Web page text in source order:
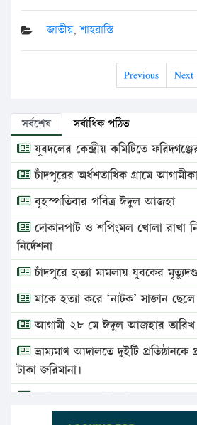
জাতীয়,শাহরাস্তি
Previous Next
সর্বশেষ সর্বাধিক পঠিত
যুবদলের কেন্দ্রীয় কমিটিতে
চাঁদপুরের অর্ধশতাধিক গ্রামে
বৃহস্পতিবার পবিত্র ঈদুল আজহা
দোকানপাট ও শপিংমল খোলা রাখা
নির্দেশনা
চাঁদপুরে হত্যা মামলায় যুবকের মৃত্যুদণ্ড
মাকে হত্যা করে ‘নাটক’ সাজান ছেলে
আগামী ২৮ মে ঈদুল আজহার তারিখ
ভ্রাম্যমাণ আদালতে দুইটি প্রতিষ্ঠানকে
টাকা জরিমানা।
এবার লঞ্চের ভাড়া বাড়ল